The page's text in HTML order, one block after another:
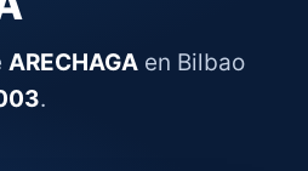
ARECHAGA en Bilbao
.